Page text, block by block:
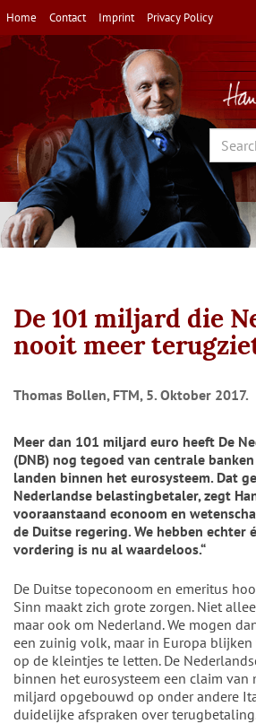
Skip
to
main
Home Contact Imprint Privacy Policy
Search
De 101 miljard die
nooit meer
Thomas Bollen, FTM, 5. Oktober 2017.
Meer dan 101 miljard euro heeft De
(DNB) nog tegoed van centrale
landen binnen het eurosysteem. Dat
Nederlandse belastingbetaler, zegt
vooraanstaand econoom en
de Duitse regering. We hebben echter
vordering is nu al waardeloos.“
De Duitse topeconoom en emeritus
Sinn maakt zich grote zorgen. Niet
maar ook om Nederland. We mogen
een zuinig volk, maar in Europa
op de kleintjes te letten. De
binnen het eurosysteem een claim van
miljard opgebouwd op onder andere
duidelijke afspraken over